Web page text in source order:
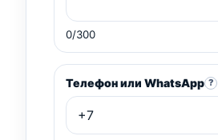
0/300
Телефон или WhatsApp ?